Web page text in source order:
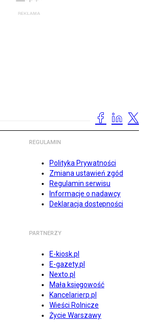
REGULAMIN
Polityka Prywatności
Zmiana ustawień zgód
Regulamin serwisu
Informacje o nadawcy
Deklaracja dostępności
PARTNERZY
E-kiosk.pl
E-gazety.pl
Nexto.pl
Mała księgowość
Kancelarierp.pl
Wieści Rolnicze
Życie Warszawy